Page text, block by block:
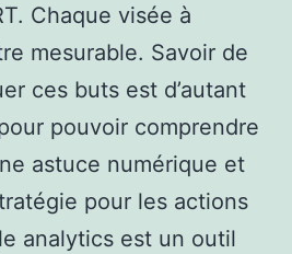
Chaque visée à
mesurable. Savoir de
ces buts est d’autant
pouvoir comprendre
astuce numérique et
pour les actions
analytics est un outil